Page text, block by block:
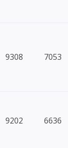
9308 7053
9202 6636